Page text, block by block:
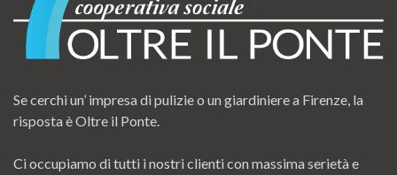
Se cerchi un’ impresa di pulizie o un giardiniere a Firenze, la
risposta è Oltre il Ponte.
Ci occupiamo di tutti i nostri clienti con massima serietà e